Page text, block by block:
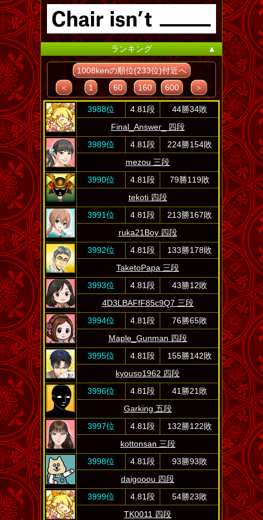
ランキング ▲
1008kenの順位(233位)付近へ
＜
1 60 160 600 ＞
3988位 4.81段
44勝34敗
Final_Answer_ 四段
3989位
4.81段
224勝154敗
mezou 三段
3990位
4.81段
79勝119敗
tekoti 四段
3991位
4.81段
213勝167敗
ruka21Boy 四段
3992位
4.81段
133勝178敗
TaketoPapa 三段
3993位
4.81段
43勝12敗
4D3LBAFfF85c9Q7 三段
3994位
4.81段
76勝65敗
Maple_Gunman 四段
3995位
4.81段
155勝142敗
kyouso1962 四段
3996位
4.81段
41勝21敗
Garking 五段
3997位
4.81段
132勝122敗
kottonsan 三段
3998位
4.81段
93勝93敗
daigooou 四段
3999位
4.81段
54勝23敗
TK0011 四段